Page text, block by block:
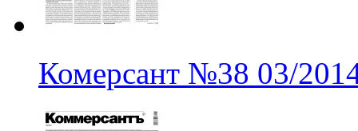
Комерсант №38 03/